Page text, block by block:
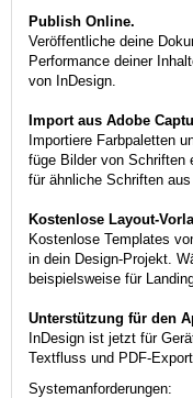
Publish Online.
Veröffentliche deine
Performance deiner
von InDesign.
Import aus Adobe
Importiere Farbpaletten
füge Bilder von Schriften
für ähnliche Schriften aus
Kostenlose Layout-
Kostenlose Templates
in dein Design-Projekt.
beispielsweise für
Unterstützung für den
InDesign ist jetzt für
Textfluss und PDF-
Systemanforderungen: